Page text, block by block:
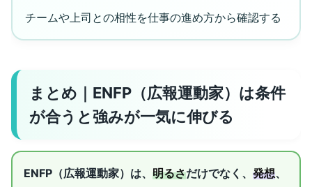
チームや上司との相性を仕事の進め方から確認する
まとめ｜ENFP（広報運動家）は条件
が合うと強みが一気に伸びる
ENFP（広報運動家）は、 明るさだけでなく、 発想、